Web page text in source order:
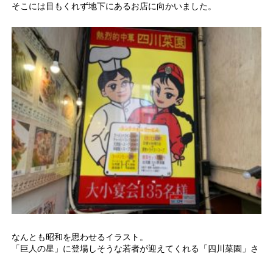
そこには目もくれず地下にあるお店に向かいました。
なんとも昭和を思わせるイラスト。
「巨人の星」に登場しそうな若者が迎えてくれる「四川菜園」さ